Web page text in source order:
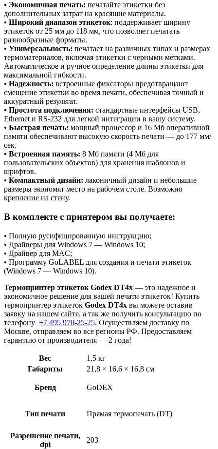
• Экономичная печать: печатайте этикетки без
дополнительных затрат на красящие материалы.
• Широкий диапазон этикеток: поддерживает ширину
этикеток от 25 мм до 118 мм, что позволяет печатать
разнообразные форматы.
• Универсальность: печатает на различных типах и размерах
термоматериалов, включая этикетки с черными метками.
Автоматическое и ручное определение длины этикетки для
максимальной гибкости.
• Надежность: встроенные фиксаторы предотвращают
смещение этикетки во время печати, обеспечивая точный и
аккуратный результат.
• Простота подключения: стандартные интерфейсы USB,
Ethernet и RS-232 для легкой интеграции в вашу систему.
• Быстрая печать: мощный процессор и 16 Мб оперативной
памяти обеспечивают высокую скорость печати — до 177 мм/
сек.
• Встроенная память: 8 Мб памяти (4 Мб для
пользовательских объектов) для хранения шаблонов и
шрифтов.
• Компактный дизайн: лаконичный дизайн и небольшие
размеры экономят место на рабочем столе. Возможно
крепление на стену.
В комплекте с принтером вы получаете:
• Полную русифицированную инструкцию;
• Драйверы для Windows 7 — Windows 10;
• Драйвер для MAC;
• Программу GoLABEL для создания и печати этикеток
(Windows 7 — Windows 10).
Термопринтер этикеток Godex DT4x — это надежное и
экономичное решение для вашей печати этикеток! Купить
термопринтер этикеток Godex DT4x вы можете оставив
заявку на нашем сайте, а так же получить консультацию по
телефону +7 495 970-25-25. Осуществляем доставку по
Москве, отправляем во все регионы РФ. Предоставляем
гарантию от производителя — 2 года!
Вес
1,5 кг
Габариты
21,8 × 16,6 × 16,8 см
Бренд GoDEX
Тип печати Прямая термопечать (DT)
Разрешение печати,
dpi
203